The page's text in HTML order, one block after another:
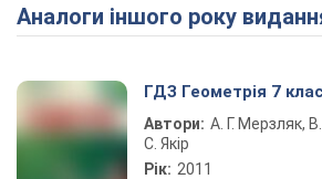
Play
Аналоги іншого року
ГДЗ Геометрія 7 клас
Автори: А. Г. Мерзляк,
С. Якір
Рік: 2011